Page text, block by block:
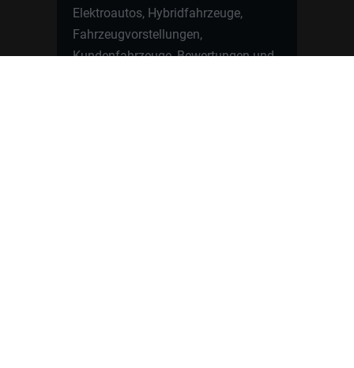
Elektroautos, Hybridfahrzeuge,
Fahrzeugvorstellungen,
Kundenfahrzeuge, Bewertungen und